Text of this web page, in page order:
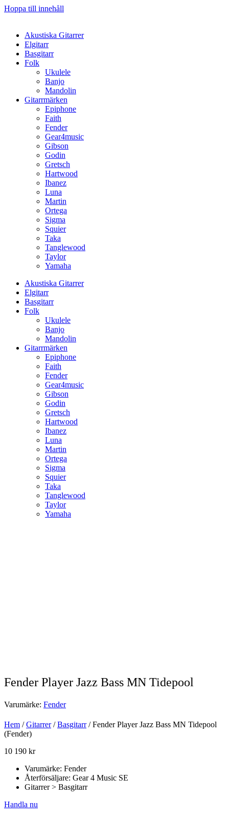
Hoppa till innehåll
Akustiska Gitarrer
Elgitarr
Basgitarr
Folk
Ukulele
Banjo
Mandolin
Gitarrmärken
Epiphone
Faith
Fender
Gear4music
Gibson
Godin
Gretsch
Hartwood
Ibanez
Luna
Martin
Ortega
Sigma
Squier
Taka
Tanglewood
Taylor
Yamaha
Akustiska Gitarrer
Elgitarr
Basgitarr
Folk
Ukulele
Banjo
Mandolin
Gitarrmärken
Epiphone
Faith
Fender
Gear4music
Gibson
Godin
Gretsch
Hartwood
Ibanez
Luna
Martin
Ortega
Sigma
Squier
Taka
Tanglewood
Taylor
Yamaha
Fender Player Jazz Bass MN Tidepool
Varumärke: Fender
Hem /Gitarrer/Basgitarr/ Fender Player Jazz Bass MN Tidepool
(Fender)
10 190 kr
Varumärke: Fender
Återförsäljare: Gear 4 Music SE
Gitarrer > Basgitarr
Handla nu